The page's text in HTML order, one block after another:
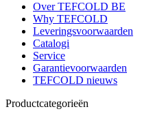
Over TEFCOLD BE
Why TEFCOLD
Leveringsvoorwaarden
Catalogi
Service
Garantievoorwaarden
TEFCOLD nieuws
Productcategorieën